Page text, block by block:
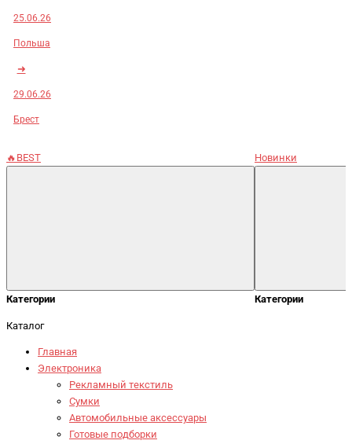
25.06.26
Польша
➜
29.06.26
Брест
🔥BEST
Категории
Новинки
Категории
Каталог
Главная
Электроника
Рекламный текстиль
Сумки
Автомобильные аксессуары
Готовые подборки